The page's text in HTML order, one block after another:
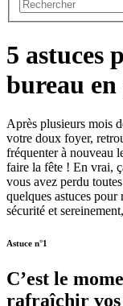
5 astuces
bureau
Après plusieurs mois
votre doux foyer,
fréquenter à nouveau
faire la fête ! En vrai,
vous avez perdu
quelques astuces
sécurité et
Astuce n°1
C’est le
rafraîchir vos